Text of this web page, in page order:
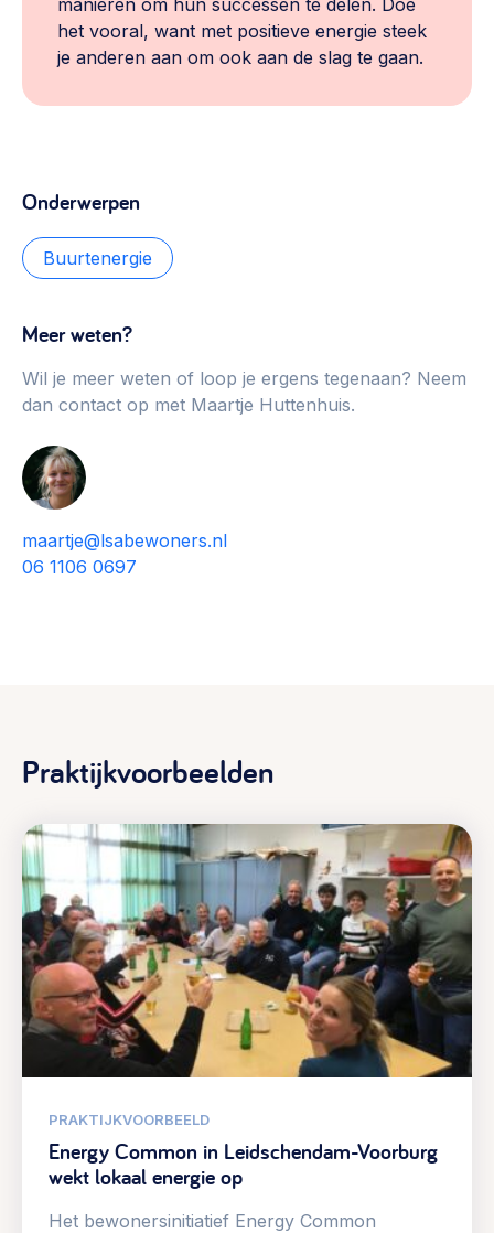
manieren om hun successen te delen. Doe
het vooral, want met positieve energie steek
je anderen aan om ook aan de slag te gaan.
Onderwerpen
Buurtenergie
Meer weten?
Wil je meer weten of loop je ergens tegenaan? Neem
dan contact op met Maartje Huttenhuis.
maartje@lsabewoners.nl
06 1106 0697
Praktijkvoorbeelden
PRAKTIJKVOORBEELD
Energy Common in Leidschendam-Voorburg
wekt lokaal energie op
Het bewonersinitiatief Energy Common